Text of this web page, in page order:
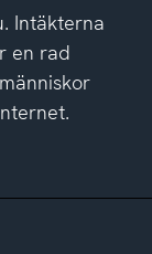
Intäkterna
en rad